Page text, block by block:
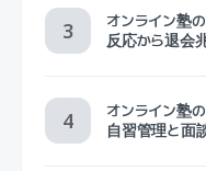
オンライン塾
反応から退会
オンライン塾
自習管理と面